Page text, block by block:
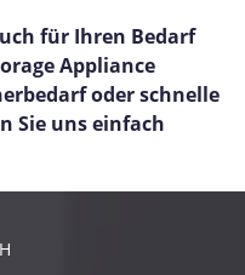
für Ihren Bedarf
Appliance
oder schnelle
Sie uns einfach